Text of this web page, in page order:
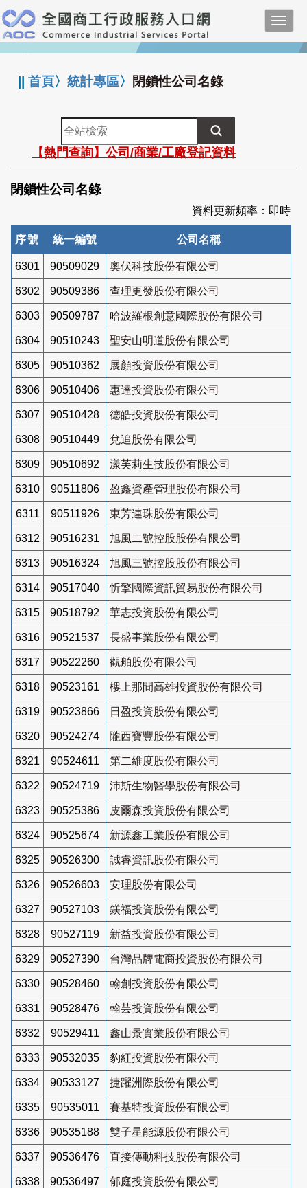
跳
到
主
要
:::
||首頁〉統計專區〉 閉鎖性公司名錄
全
站
檢
索
【熱門查詢】公司/商業/工廠登記資料
閉鎖性公司名錄
資料更新頻率：即時
序號 統一編號 公司名稱
6301 90509029 奧伏科技股份有限公司
6302 90509386 查理更發股份有限公司
6303 90509787 哈波羅根創意國際股份有限公司
6304 90510243 聖安山明道股份有限公司
6305 90510362 展顏投資股份有限公司
6306 90510406 惠達投資股份有限公司
6307 90510428 德皓投資股份有限公司
6308 90510449 兌追股份有限公司
6309 90510692 漾芙莉生技股份有限公司
6310 90511806 盈鑫資產管理股份有限公司
6311 90511926 東芳連珠股份有限公司
6312 90516231 旭風二號控股股份有限公司
6313 90516324 旭風三號控股股份有限公司
6314 90517040 忻擎國際資訊貿易股份有限公司
6315 90518792 華志投資股份有限公司
6316 90521537 長盛事業股份有限公司
6317 90522260 觀舶股份有限公司
6318 90523161 樓上那間高雄投資股份有限公司
6319 90523866 日盈投資股份有限公司
6320 90524274 隴西寶豐股份有限公司
6321 90524611 第二維度股份有限公司
6322 90524719 沛斯生物醫學股份有限公司
6323 90525386 皮爾森投資股份有限公司
6324 90525674 新源鑫工業股份有限公司
6325 90526300 誠睿資訊股份有限公司
6326 90526603 安理股份有限公司
6327 90527103 鎂福投資股份有限公司
6328 90527119 新益投資股份有限公司
6329 90527390 台灣品牌電商投資股份有限公司
6330 90528460 翰創投資股份有限公司
6331 90528476 翰芸投資股份有限公司
6332 90529411 鑫山景實業股份有限公司
6333 90532035 豹紅投資股份有限公司
6334 90533127 捷躍洲際股份有限公司
6335 90535011 賽基特投資股份有限公司
6336 90535188 雙子星能源股份有限公司
6337 90536476 直接傳動科技股份有限公司
6338 90536497 郁庭投資股份有限公司